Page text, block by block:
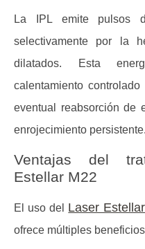
La IPL emite pulsos
selectivamente por la
dilatados. Esta
calentamiento
eventual reabsorción de
enrojecimiento persistente.
Ventajas del
Estellar M22
El uso del Laser
ofrece múltiples